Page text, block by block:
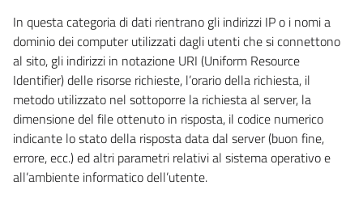
In questa categoria di dati rientrano gli indirizzi IP o i nomi a
dominio dei computer utilizzati dagli utenti che si connettono
al sito, gli indirizzi in notazione URI (Uniform Resource
Identifier) delle risorse richieste, l’orario della richiesta, il
metodo utilizzato nel sottoporre la richiesta al server, la
dimensione del file ottenuto in risposta, il codice numerico
indicante lo stato della risposta data dal server (buon fine,
errore, ecc.) ed altri parametri relativi al sistema operativo e
all’ambiente informatico dell’utente.